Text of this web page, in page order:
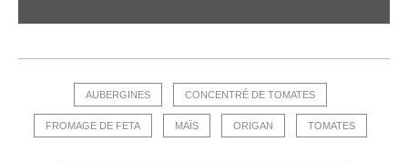
AUBERGINES CONCENTRÉ DE TOMATES
FROMAGE DE FETA MAÏS ORIGAN TOMATES